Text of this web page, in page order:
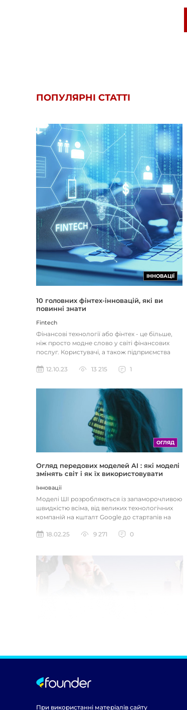
ПОПУЛЯРНІ СТАТТІ
ІННОВАЦІЇ
10 головних фінтех-інновацій, які ви
повинні знати
Fintech
Фінансові технології або фінтех - це більше,
ніж просто модне слово у світі фінансових
послуг. Користувачі, а також підприємства
12.10.23
13 215 1
ОГЛЯД
Огляд передових моделей AI : які моделі
змінять світ і як їх використовувати
Інновації
Моделі ШІ розробляються із запаморочливою
швидкістю всіма, від великих технологічних
компаній на кшталт Google до стартапів на
18.02.25
9 271 0
При використанні матеріалів сайту